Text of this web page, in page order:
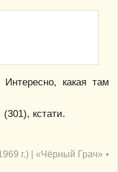
какая там
(301), кстати.
г.) | «Чёрный Грач» •